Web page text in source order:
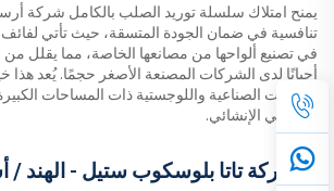
يمنح امتلاك سلسلة توريد الصلب بالكامل شركة
تنافسية في ضمان الجودة المتسقة، حيث تأتي
في تصنيع ألواحها من مصانعها الخاصة، مما يقلل من
أحيانًا لدى الشركات المصنعة الأصغر حجمًا. يُعد هذا
المنشآت الصناعية واللوجستية ذات المساحات
الهندسي الإنشائي.
4. شركة تاتا بلوسكوب ستيل - الهند / أستراليا